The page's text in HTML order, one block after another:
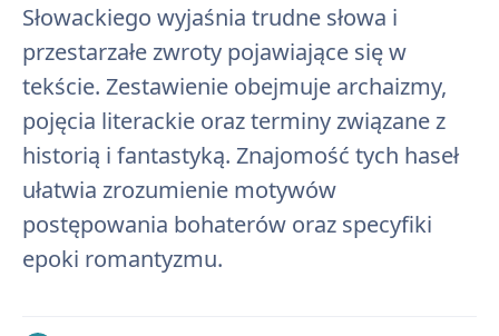
Słowackiego wyjaśnia trudne słowa i
przestarzałe zwroty pojawiające się w
tekście. Zestawienie obejmuje archaizmy,
pojęcia literackie oraz terminy związane z
historią i fantastyką. Znajomość tych haseł
ułatwia zrozumienie motywów
postępowania bohaterów oraz specyfiki
epoki romantyzmu.